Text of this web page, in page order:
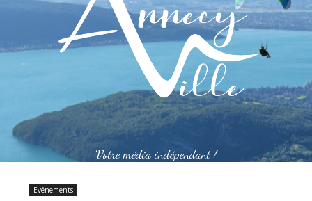
Votre média indépendant !
Evénements